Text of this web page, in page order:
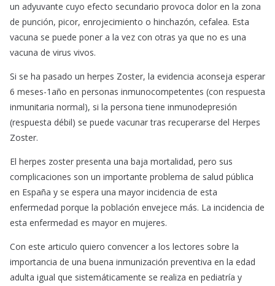
un adyuvante cuyo efecto secundario provoca dolor en la zona
de punción, picor, enrojecimiento o hinchazón, cefalea. Esta
vacuna se puede poner a la vez con otras ya que no es una
vacuna de virus vivos.
Si se ha pasado un herpes Zoster, la evidencia aconseja esperar
6 meses-1año en personas inmunocompetentes (con respuesta
inmunitaria normal), si la persona tiene inmunodepresión
(respuesta débil) se puede vacunar tras recuperarse del Herpes
Zoster.
El herpes zoster presenta una baja mortalidad, pero sus
complicaciones son un importante problema de salud pública
en España y se espera una mayor incidencia de esta
enfermedad porque la población envejece más. La incidencia de
esta enfermedad es mayor en mujeres.
Con este articulo quiero convencer a los lectores sobre la
importancia de una buena inmunización preventiva en la edad
adulta igual que sistemáticamente se realiza en pediatría y